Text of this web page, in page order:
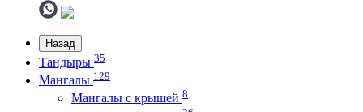
Назад
Тандыры 35
Мангалы 129
Мангалы с крышей 8